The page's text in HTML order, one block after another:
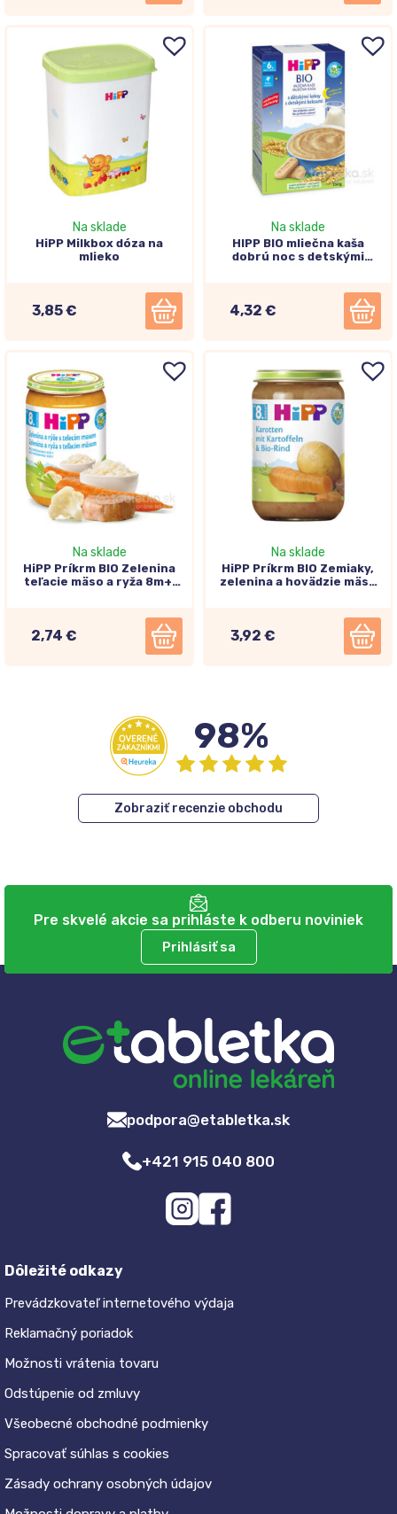
Na sklade
HiPP Milkbox dóza na
mlieko
3,85 €
Na sklade
HIPP BIO mliečna kaša
dobrú noc s detskými
4,32 €
Na sklade
HiPP Príkrm BIO Zelenina
teľacie mäso a ryža 8m+,
2,74 €
Na sklade
HiPP Príkrm BIO Zemiaky,
zelenina a hovädzie mäso
3,92 €
98%
Zobraziť recenzie obchodu
Pre skvelé akcie sa prihláste k odberu noviniek
Prihlásiť sa
podpora@etabletka.sk
+421 915 040 800
Dôležité odkazy
Prevádzkovateľ internetového výdaja
Reklamačný poriadok
Možnosti vrátenia tovaru
Odstúpenie od zmluvy
Všeobecné obchodné podmienky
Spracovať súhlas s cookies
Zásady ochrany osobných údajov